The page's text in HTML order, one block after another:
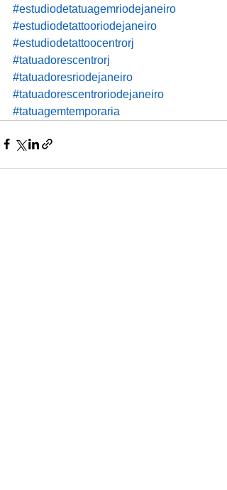
#estudiodetatuagemriodejaneiro
#estudiodetattooriodejaneiro
#estudiodetattoocentrorj
#tatuadorescentrorj
#tatuadoresriodejaneiro
#tatuadorescentroriodejaneiro
#tatuagemtemporaria